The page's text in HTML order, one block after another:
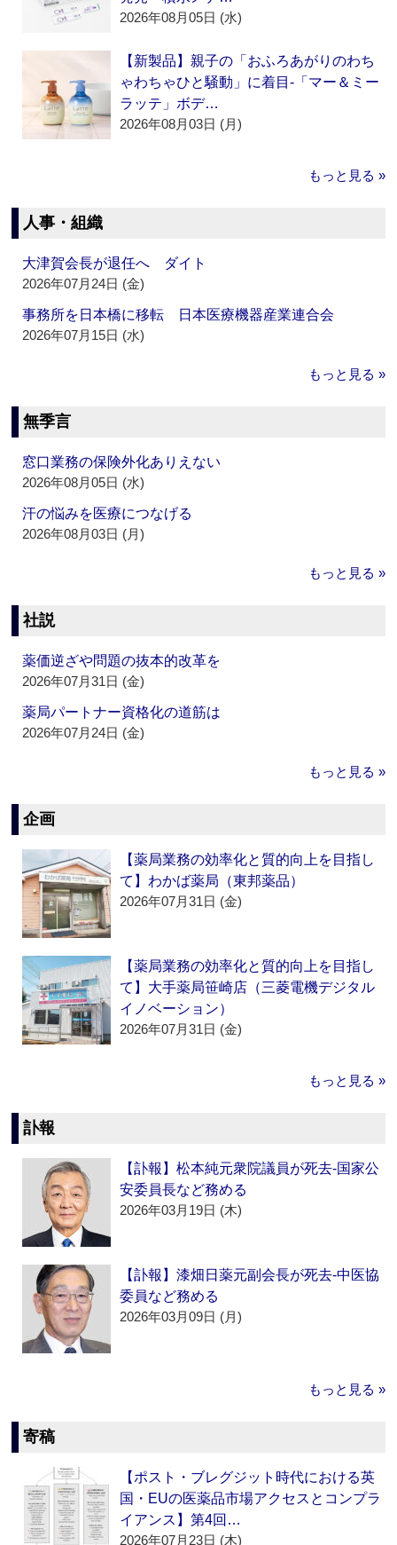
2026年08月05日 (水)
【新製品】親子の「おふろあがりのわち
ゃわちゃひと騒動」に着目‐「マー＆ミー
ラッテ」ボデ…
2026年08月03日 (月)
もっと見る »
人事・組織
大津賀会長が退任へ ダイト
2026年07月24日 (金)
事務所を日本橋に移転 日本医療機器産業連合会
2026年07月15日 (水)
もっと見る »
無季言
窓口業務の保険外化ありえない
2026年08月05日 (水)
汗の悩みを医療につなげる
2026年08月03日 (月)
もっと見る »
社説
薬価逆ざや問題の抜本的改革を
2026年07月31日 (金)
薬局パートナー資格化の道筋は
2026年07月24日 (金)
もっと見る »
企画
【薬局業務の効率化と質的向上を目指し
て】わかば薬局（東邦薬品）
2026年07月31日 (金)
【薬局業務の効率化と質的向上を目指し
て】大手薬局笹崎店（三菱電機デジタル
イノベーション）
2026年07月31日 (金)
もっと見る »
訃報
【訃報】松本純元衆院議員が死去‐国家公
安委員長など務める
2026年03月19日 (木)
【訃報】漆畑日薬元副会長が死去‐中医協
委員など務める
2026年03月09日 (月)
もっと見る »
寄稿
【ポスト・ブレグジット時代における英
国・EUの医薬品市場アクセスとコンプラ
イアンス】第4回…
2026年07月23日 (木)